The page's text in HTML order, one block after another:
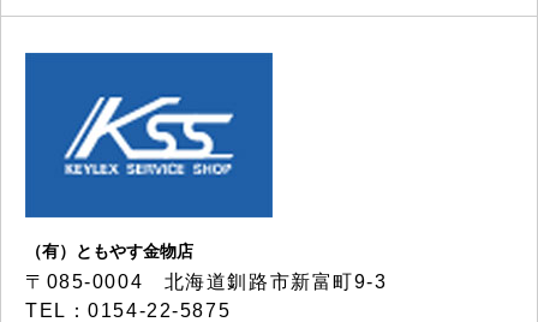
（有）ともやす金物店
〒085-0004 北海道釧路市新富町9-3
TEL：0154-22-5875